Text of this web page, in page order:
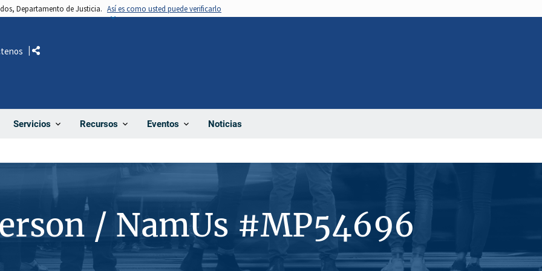
Departamento de Justicia. Así es como usted puede verificarlo
Servicios Recursos Eventos Noticias
Comparte
/ NamUs #MP54696